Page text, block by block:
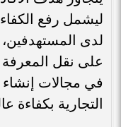
ليشمل رفع
لدى
على نقل
في مجالات
التجارية بكفاءة